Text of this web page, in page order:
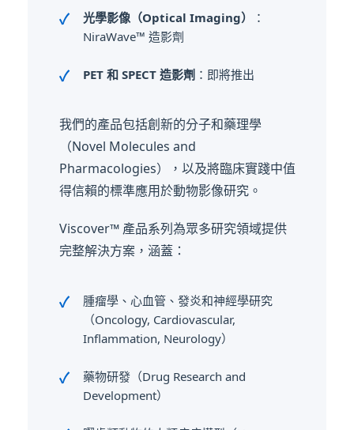
光學影像（Optical Imaging）
：
NiraWave™ 造影劑
PET 和 SPECT 造影劑 ：即將推出
我們的產品包括創新的分子和藥理學
（Novel Molecules and
Pharmacologies），以及將臨床實踐中值
得信賴的標準應用於動物影像研究。
Viscover™ 產品系列為眾多研究領域提供
完整解決方案，涵蓋：
腫瘤學、心血管、發炎和神經學研究
（Oncology, Cardiovascular,
Inflammation, Neurology）
藥物研發（Drug Research and
Development）